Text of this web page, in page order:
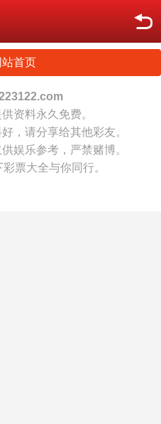
首页
资料永久免费。
，请分享给其他彩友。
娱乐参考，严禁赌博。
票大全与你同行。